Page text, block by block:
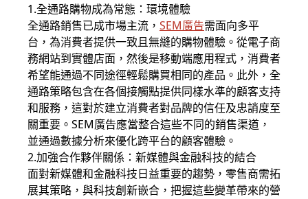
1.全通路購物成為常態：環境體驗
全通路銷售已成市場主流， SEM廣告需面向多平
台，為消費者提供一致且無縫的購物體驗。從電子商
務網站到實體店面，然後是移動端應用程式，消費者
希望能通過不同途徑輕鬆購買相同的產品。此外，全
通路策略包含在各個接觸點提供同樣水準的顧客支持
和服務，這對於建立消費者對品牌的信任及忠誚度至
關重要。SEM廣告應當整合這些不同的銷售渠道，
並通過數據分析來優化跨平台的顧客體驗。
2.加強合作夥伴關係：新媒體與金融科技的結合
面對新媒體和金融科技日益重要的趨勢，零售商需拓
展其策略，與科技創新嵌合，把握這些變革帶來的營